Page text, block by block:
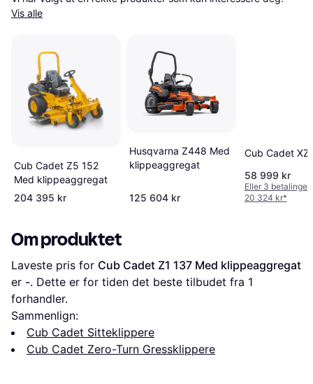
Vis alle
Cub Cadet Z5 152
Med klippeaggregat
204 395 kr
Husqvarna Z448 Med
klippeaggregat
125 604 kr
Cub Cadet
58 999 kr
Eller 3 betalinger
20 324 kr*
Om produktet
Laveste pris for Cub Cadet Z1 137 Med klippeaggregat
er -. Dette er for tiden det beste tilbudet fra 1
forhandler.
Sammenlign:
Cub Cadet Sitteklippere
Cub Cadet Zero-Turn Gressklippere